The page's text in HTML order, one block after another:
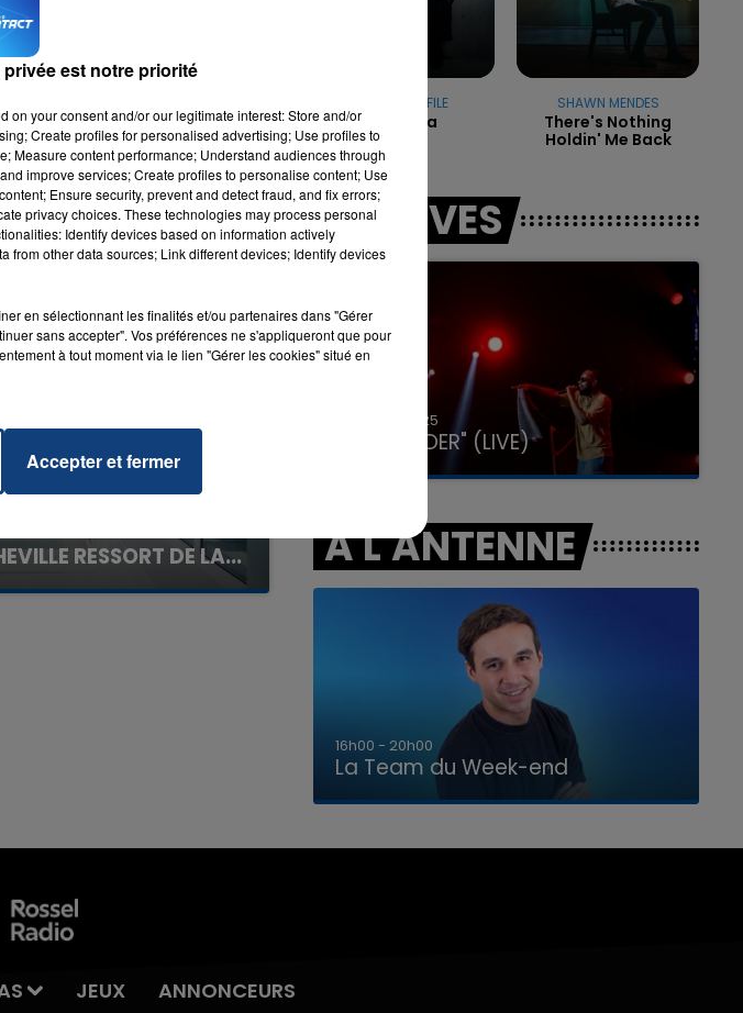
- 12h00
WEEK-END
16h00 - 20h00
LA TEAM DU WEEK-END
RESSORT DE LA...
contre la clinique qui a
JOE DWET FILE
Rihanna
SHAWN MENDES
There's Nothing
Holdin' Me Back
LES LIVES
31 janvier 2025
GIMS "SPIDER" (LIVE)
A L'ANTENNE
7h00 - 12h00
La Team du Week-end
JEUX ANNONCEURS
est notre priorité
on your consent and/or our legitimate interest: Store and/or
Create profiles for personalised advertising; Use profiles to
Measure content performance; Understand audiences through
improve services; Create profiles to personalise content; Use
Ensure security, prevent and detect fraud, and fix errors;
privacy choices. These technologies may process personal
Identify devices based on information actively
other data sources; Link different devices; Identify devices
en sélectionnant les finalités et/ou partenaires dans "Gérer
sans accepter". Vos préférences ne s'appliqueront que pour
à tout moment via le lien "Gérer les cookies" situé en
Accepter et fermer